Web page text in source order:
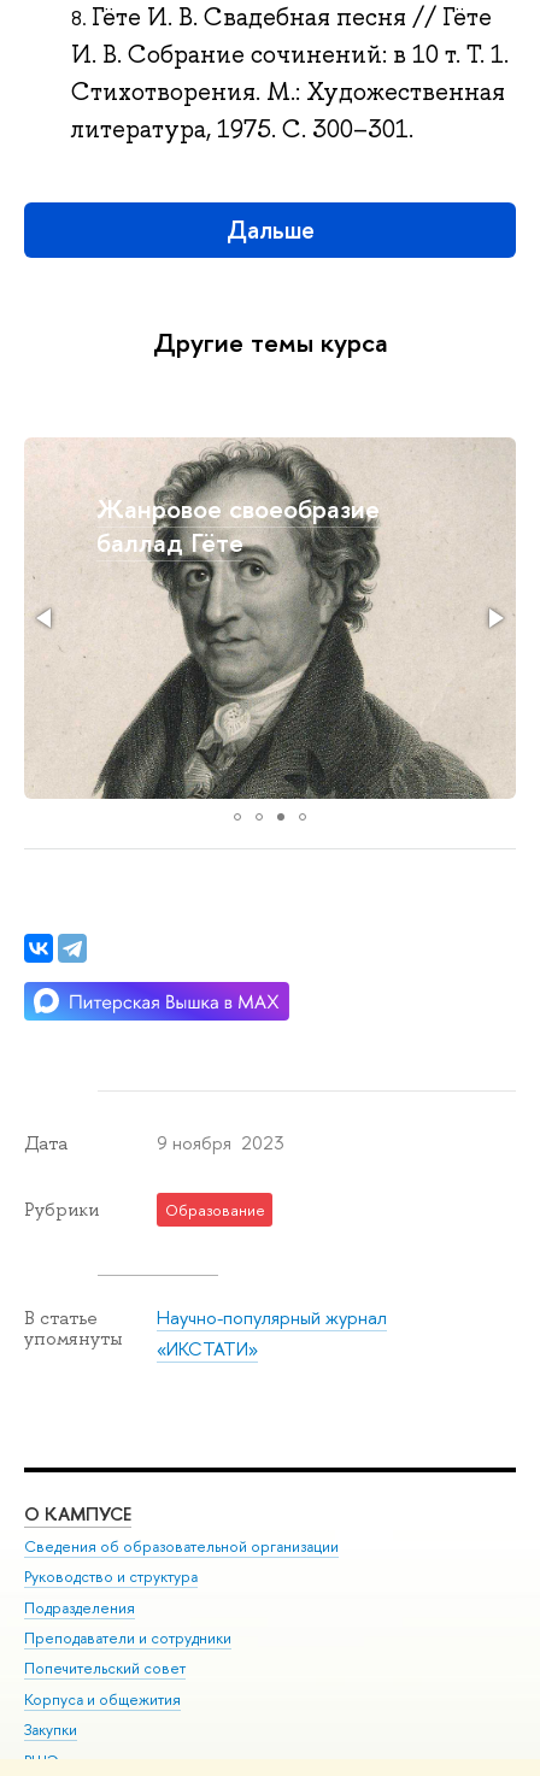
Гёте И. В. Свадебная песня // Гёте
И. В. Собрание сочинений: в 10 т. Т. 1.
Стихотворения. М.: Художественная
литература, 1975. С. 300–301.
Дальше
Другие темы курса
Основные образы и
мотивы
Дата 9 ноября 2023
Рубрики Образование
В статье
упомянуты
Научно-популярный журнал
«ИКСТАТИ»
О КАМПУСЕ
Сведения об образовательной организации
Руководство и структура
Подразделения
Преподаватели и сотрудники
Попечительский совет
Корпуса и общежития
Закупки
ВШЭ для студентов с ограниченными возможностями